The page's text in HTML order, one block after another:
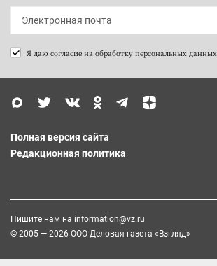
Я даю согласие на обработку персональных данных
Полная версия сайта
Редакционная политика
Пишите нам на information@vz.ru
© 2005 — 2026 ООО Деловая газета «Взгляд»